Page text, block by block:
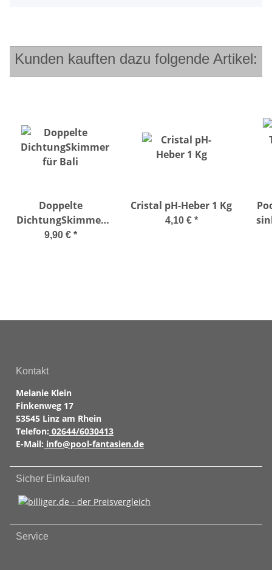
Kunden kauften dazu folgende Artikel:
Doppelte
DichtungSkimmer
für Bali
9,90 € *
Cristal pH-Heber 1 Kg
4,10 € *
Kontakt
Melanie Klein
Finkenweg 17
53545 Linz am Rhein
Telefon: 02644/6030413
E-Mail: info@pool-fantasien.de
Sicher Einkaufen
Service